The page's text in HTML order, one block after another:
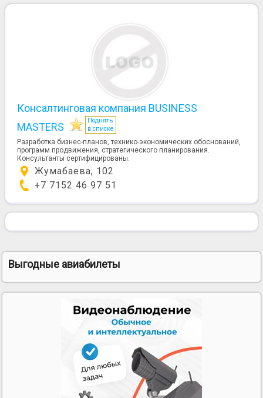
Консалтинговая компания BUSINESS
MASTERS
Поднять
в списке
Разработка бизнес-планов, технико-экономических обоснований,
программ продвижения, стратегического планирования.
Консультанты сертифицированы.
Жумабаева, 102
+7 7152 46 97 51
Выгодные авиабилеты